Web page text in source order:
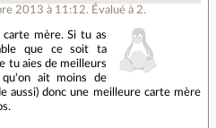
2013 à 11:12. Évalué à 2.
mère. Si tu as
que ce soit ta
tu aies de meilleurs
ait moins de
aussi) donc une meilleure carte mère